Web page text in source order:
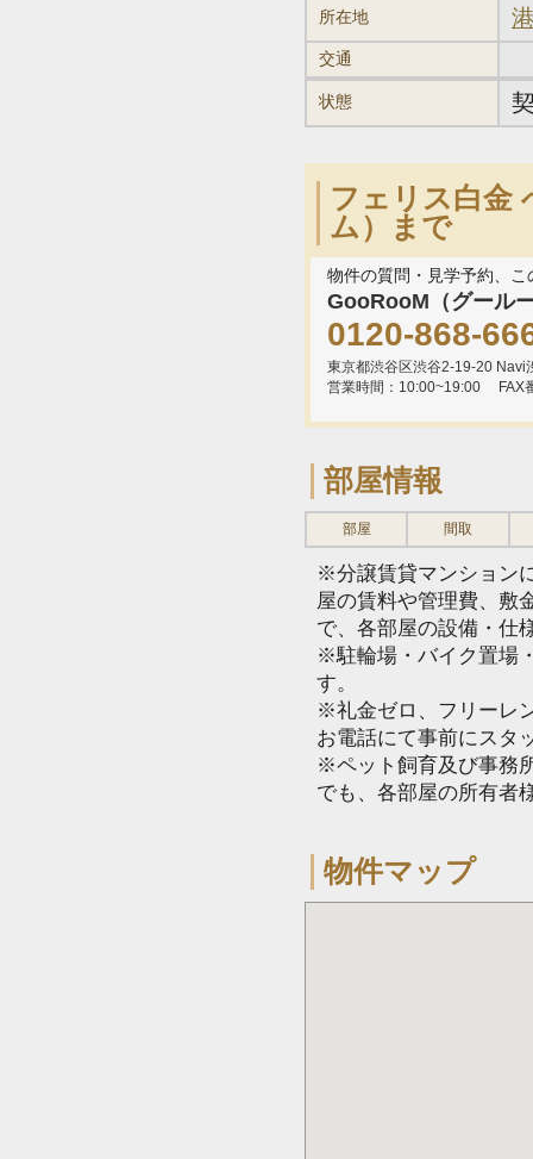
所在地
交通
状態
フェリス白金
ム）まで
物件の質問・見学予約、
GooRooM（グール
0120-868-
東京都渋谷区渋谷2-19-20 Navi
営業時間：10:00~19:00
FAX
部屋情報
部屋 間取
※分譲賃貸マンション
屋の賃料や管理費、敷
で、各部屋の設備・仕
※駐輪場・バイク置場
す。
※礼金ゼロ、フリーレ
お電話にて事前にスタ
※ペット飼育及び事務
でも、各部屋の所有者
物件マップ